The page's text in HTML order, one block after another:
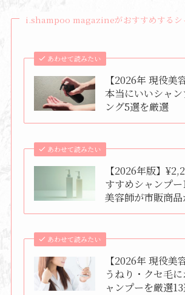
i.shampoo magazineがおすすめするシ
あわせて読みたい
【2026年 現役美
本当にいいシャ
ング5選を厳選
あわせて読みたい
【2026年版】
すすめシャンプ
美容師が市販商
あわせて読みたい
【2026年 現役美
うねり・クセ毛
ャンプーを厳選